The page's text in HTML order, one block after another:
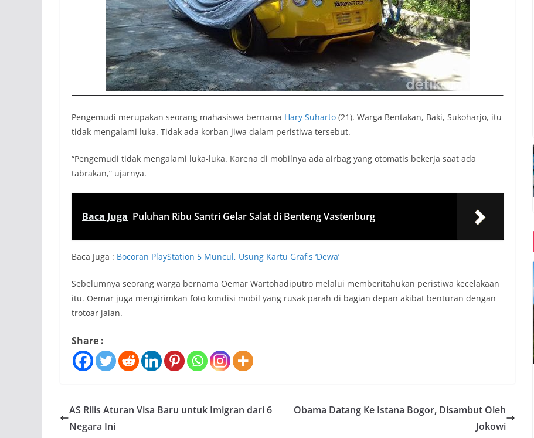
Pengemudi merupakan seorang mahasiswa bernama Hary Suharto (21). Warga Bentakan, Baki, Sukoharjo, itu
tidak mengalami luka. Tidak ada korban jiwa dalam peristiwa tersebut.
“Pengemudi tidak mengalami luka-luka. Karena di mobilnya ada airbag yang otomatis bekerja saat ada
tabrakan,” ujarnya.
Baca Juga Puluhan Ribu Santri Gelar Salat di Benteng Vastenburg
Baca Juga : Bocoran PlayStation 5 Muncul, Usung Kartu Grafis ‘Dewa’
Sebelumnya seorang warga bernama Oemar Wartohadiputro melalui memberitahukan peristiwa kecelakaan
itu. Oemar juga mengirimkan foto kondisi mobil yang rusak parah di bagian depan akibat benturan dengan
trotoar jalan.
Share :
AS Rilis Aturan Visa Baru untuk Imigran dari 6
Negara Ini
Obama Datang Ke Istana Bogor, Disambut Oleh
Jokowi